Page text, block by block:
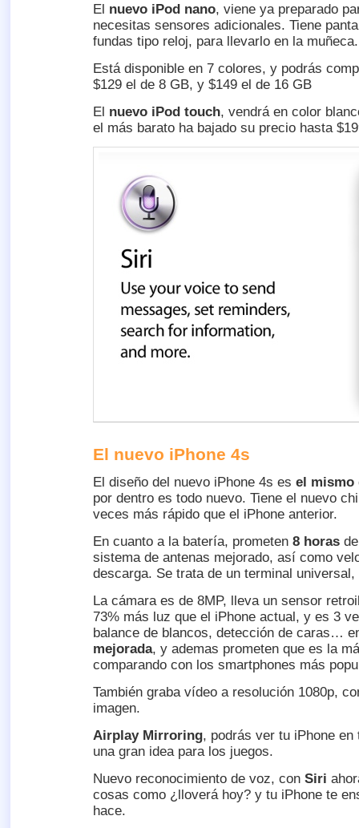
El nuevo iPod nano, viene ya preparado
necesitas sensores adicionales. Tiene
fundas tipo reloj, para llevarlo en la muñeca.
Está disponible en 7 colores, y podrás
$129 el de 8 GB, y $149 el de 16 GB
El nuevo iPod touch, vendrá en color
el más barato ha bajado su precio hasta
El nuevo iPhone 4s
El diseño del nuevo iPhone 4s es el mismo
por dentro es todo nuevo. Tiene el nuevo
veces más rápido que el iPhone anterior.
En cuanto a la batería, prometen 8 horas
sistema de antenas mejorado, así como
descarga. Se trata de un terminal
La cámara es de 8MP, lleva un sensor
73% más luz que el iPhone actual, y es 3
balance de blancos, detección de caras…
mejorada, y ademas prometen que es la
comparando con los smartphones más
También graba vídeo a resolución 1080p,
imagen.
Airplay Mirroring, podrás ver tu iPhone
una gran idea para los juegos.
Nuevo reconocimiento de voz, con Siri
cosas como ¿lloverá hoy? y tu iPhone te
hace.